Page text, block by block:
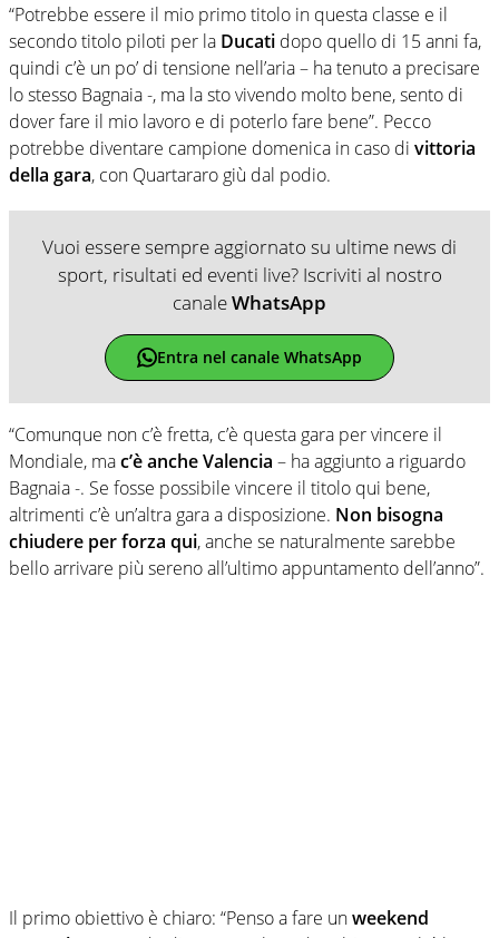
“Potrebbe essere il mio primo titolo in questa classe e il
secondo titolo piloti per la Ducati dopo quello di 15 anni fa,
quindi c’è un po’ di tensione nell’aria – ha tenuto a precisare
lo stesso Bagnaia -, ma la sto vivendo molto bene, sento di
dover fare il mio lavoro e di poterlo fare bene”. Pecco
potrebbe diventare campione domenica in caso di vittoria
della gara, con Quartararo giù dal podio.
Vuoi essere sempre aggiornato su ultime news di
sport, risultati ed eventi live? Iscriviti al nostro
canaleWhatsApp
Entra nel canale WhatsApp
“Comunque non c’è fretta, c’è questa gara per vincere il
Mondiale, mac’è anche Valencia – ha aggiunto a riguardo
Bagnaia -. Se fosse possibile vincere il titolo qui bene,
altrimenti c’è un’altra gara a disposizione. Non bisogna
chiudere per forza qui, anche se naturalmente sarebbe
bello arrivare più sereno all’ultimo appuntamento dell’anno”.
Il primo obiettivo è chiaro: “Penso a fare unweekend